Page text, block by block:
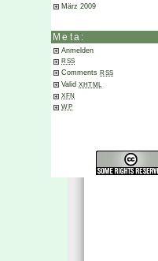
März 2009
Meta:
Anmelden
RSS
Comments RSS
Valid XHTML
XFN
WP